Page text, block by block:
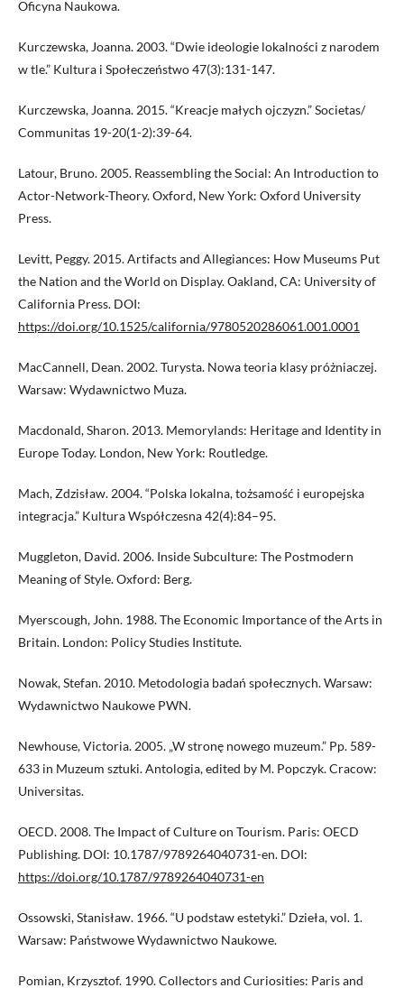
Oficyna Naukowa.
Kurczewska, Joanna. 2003. “Dwie ideologie lokalności z narodem
w tle.” Kultura i Społeczeństwo 47(3):131-147.
Kurczewska, Joanna. 2015. “Kreacje małych ojczyzn.” Societas/
Communitas 19-20(1-2):39-64.
Latour, Bruno. 2005. Reassembling the Social: An Introduction to
Actor-Network-Theory. Oxford, New York: Oxford University
Press.
Levitt, Peggy. 2015. Artifacts and Allegiances: How Museums Put
the Nation and the World on Display. Oakland, CA: University of
California Press. DOI:
https://doi.org/10.1525/california/9780520286061.001.0001
MacCannell, Dean. 2002. Turysta. Nowa teoria klasy próżniaczej.
Warsaw: Wydawnictwo Muza.
Macdonald, Sharon. 2013. Memorylands: Heritage and Identity in
Europe Today. London, New York: Routledge.
Mach, Zdzisław. 2004. “Polska lokalna, tożsamość i europejska
integracja.” Kultura Współczesna 42(4):84–95.
Muggleton, David. 2006. Inside Subculture: The Postmodern
Meaning of Style. Oxford: Berg.
Myerscough, John. 1988. The Economic Importance of the Arts in
Britain. London: Policy Studies Institute.
Nowak, Stefan. 2010. Metodologia badań społecznych. Warsaw:
Wydawnictwo Naukowe PWN.
Newhouse, Victoria. 2005. „W stronę nowego muzeum.” Pp. 589-
633 in Muzeum sztuki. Antologia, edited by M. Popczyk. Cracow:
Universitas.
OECD. 2008. The Impact of Culture on Tourism. Paris: OECD
Publishing. DOI: 10.1787/9789264040731-en. DOI:
https://doi.org/10.1787/9789264040731-en
Ossowski, Stanisław. 1966. “U podstaw estetyki.” Dzieła, vol. 1.
Warsaw: Państwowe Wydawnictwo Naukowe.
Pomian, Krzysztof. 1990. Collectors and Curiosities: Paris and